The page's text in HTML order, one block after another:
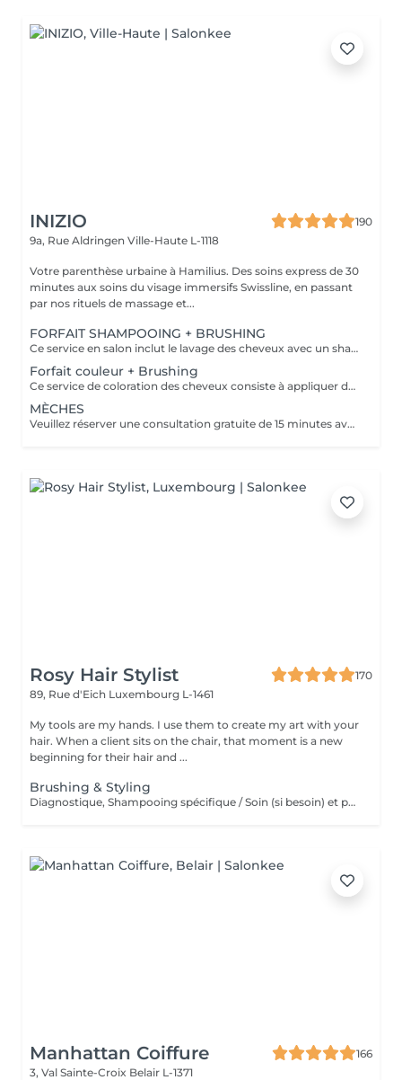
INIZIO
190
9a, Rue Aldringen Ville-Haute L-1118
Votre parenthèse urbaine à Hamilius. Des soins express de 30
minutes aux soins du visage immersifs Swissline, en passant
par nos rituels de massage et...
FORFAIT SHAMPOOING + BRUSHING
Ce service en salon inclut le lavage des cheveux avec un shampoing et un après-shampoing pour nettoyer et nourrir, suivi d'un brushing professionnel réalisé avec un sèche-cheveux et des brosses pour coiffer les cheveux. Le brushing crée une finition lisse, brillante et volumineuse, adaptée au look désiré, que ce soit lisse, ondulé ou bouclé. Cheveux courts : jusqu'à la nuque Cheveux mi-longs : jusqu'aux épaules Cheveux longs : en dessous des épaules Cheveux très longs : jusqu'au milieu du dos
Forfait couleur + Brushing
Ce service de coloration des cheveux consiste à appliquer des produits colorants professionnels de la marque reconnue Davines pour changer, sublimer ou rafraîchir la couleur des cheveux, assurant des résultats éclatants et durables. Davines propose des produits de coloration avec et sans ammoniaque. Veuillez choisir parmi les options suivantes. Note : si vous souhaitez compléter votre look par une coupe de cheveux, veuillez sélectionner l'option de service séparée "Coupe femme (en supplément de la coloration/mèches)" dans notre menu de services.
MÈCHES
Veuillez réserver une consultation gratuite de 15 minutes avant votre rendez-vous afin de discuter de vos objectifs capillaires et de garantir les meilleurs résultats. Cette technique consiste à appliquer des papiers d’aluminium sur l’ensemble de la chevelure — à l’avant, à l’arrière, en dessous et sur les côtés. Elle crée un effet global beaucoup plus clair et constitue l’option privilégiée par les clientes souhaitant un résultat blond spectaculaire. Remarque : ce service comprend le shampooing et le brushing. Si vous souhaitez une coupe de cheveux pour parfaire votre look, veuillez sélectionner séparément l’option « Coupe femme (en complément d’une coloration ou de mèches) » dans notre menu de services.
Rosy Hair Stylist
170
89, Rue d'Eich Luxembourg L-1461
My tools are my hands. I use them to create my art with your
hair. When a client sits on the chair, that moment is a new
beginning for their hair and ...
Brushing & Styling
Diagnostique, Shampooing spécifique / Soin (si besoin) et produits de coiffage inclus.
Manhattan Coiffure
166
3, Val Sainte-Croix Belair L-1371